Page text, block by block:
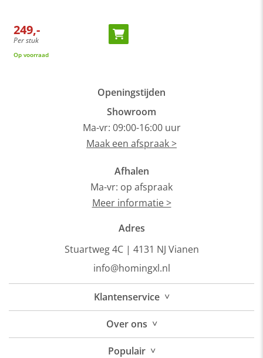
Dit product valt onder de categorie
onzefauteuils
249,-
Per stuk
Op voorraad
Openingstijden
Showroom
Ma-vr: 09:00-16:00 uur
Maak een afspraak >
Afhalen
Ma-vr: op afspraak
Meer informatie >
Adres
Stuartweg 4C | 4131 NJ Vianen
info@homingxl.nl
Klantenservice ˅
Overons ˅
Populair ˅